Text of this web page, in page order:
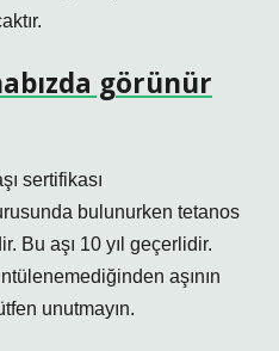
görünür
sertifikası
bulunurken tetanos
Bu aşı 10 yıl geçerlidir.
aşının
unutmayın.